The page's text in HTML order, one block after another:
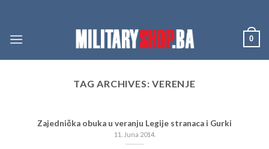
content
0
TAG ARCHIVES:VERENJE
Zajednička obuka u veranju Legije stranaca i Gurki
11. Juna 2014.